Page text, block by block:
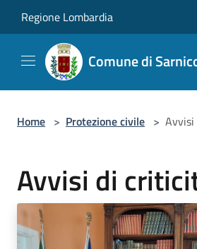
Regione Lombardia
Comune di
Home > Protezione civile >
Avvisi di